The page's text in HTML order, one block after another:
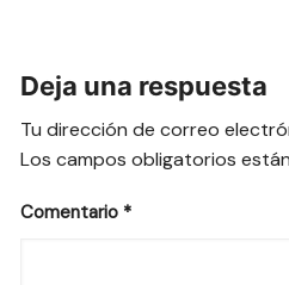
Deja una respuesta
Tu dirección de correo
Los campos obligatorios
Comentario *